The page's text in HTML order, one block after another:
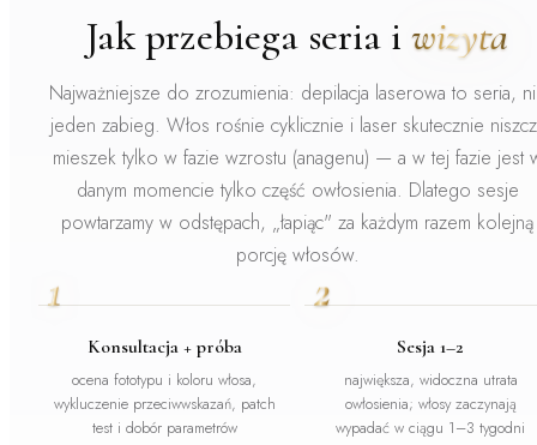
Jak przebiega seria i wizyta
Najważniejsze do zrozumienia: depilacja laserowa to seria,
jeden zabieg. Włos rośnie cyklicznie i laser skutecznie
mieszek tylko w fazie wzrostu (anagenu) — a w tej fazie jest
danym momencie tylko część owłosienia. Dlatego sesje
powtarzamy w odstępach, „łapiąc" za każdym razem kolejną
porcję włosów.
1
Konsultacja + próba
ocena fototypu i koloru włosa,
wykluczenie przeciwwskazań, patch
test i dobór parametrów
2
Sesja 1–2
największa, widoczna utrata
owłosienia; włosy zaczynają
wypadać w ciągu 1–3 tygodni